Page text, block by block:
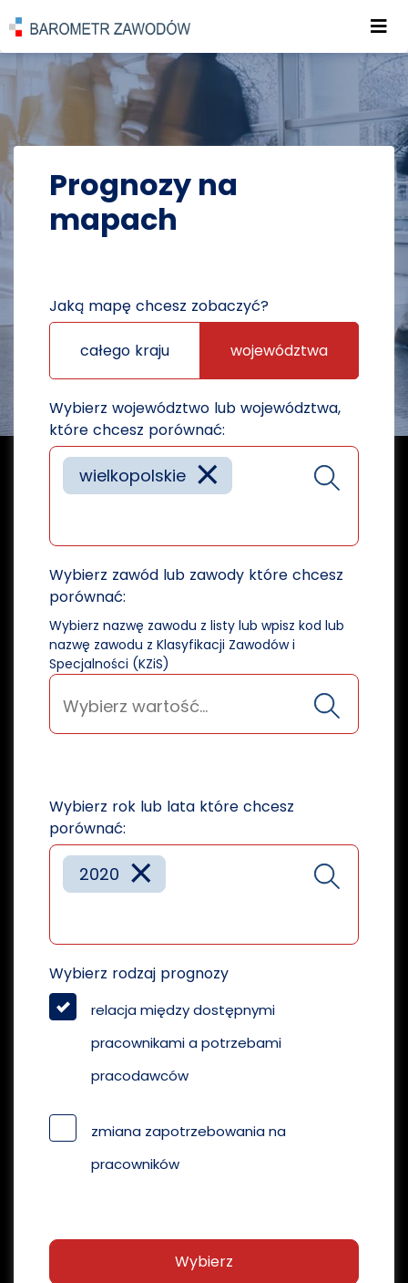
POWRÓT DO STRONY GŁÓWNEJ
PROGNOZY PROGNOZY NA MAPACH
Prognozy na
mapach
Jaką mapę chcesz zobaczyć?
całego kraju województwa
Wybierz województwo lub województwa,
które chcesz porównać:
×
wielkopolskie
Wybierz zawód lub zawody które chcesz
porównać:
Wybierz nazwę zawodu z listy lub wpisz kod lub
nazwę zawodu z Klasyfikacji Zawodów i
Specjalności (KZiS)
Wybierz rok lub lata które chcesz
porównać:
×
2020
Wybierz rodzaj prognozy
relacja między dostępnymi
pracownikami a potrzebami
pracodawców
zmiana zapotrzebowania na
pracowników
Wybierz